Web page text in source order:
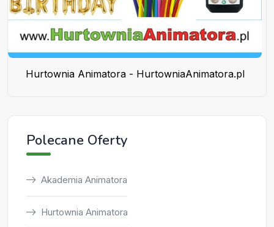
Hurtownia Animatora - HurtowniaAnimatora.pl
Polecane Oferty
Akademia Animatora
Hurtownia Animatora